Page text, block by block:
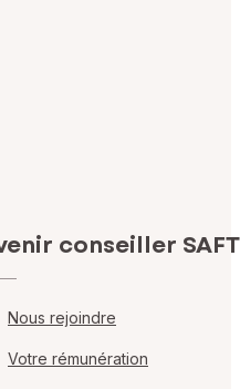
conseiller
Nous rejoindre
Votre rémunération